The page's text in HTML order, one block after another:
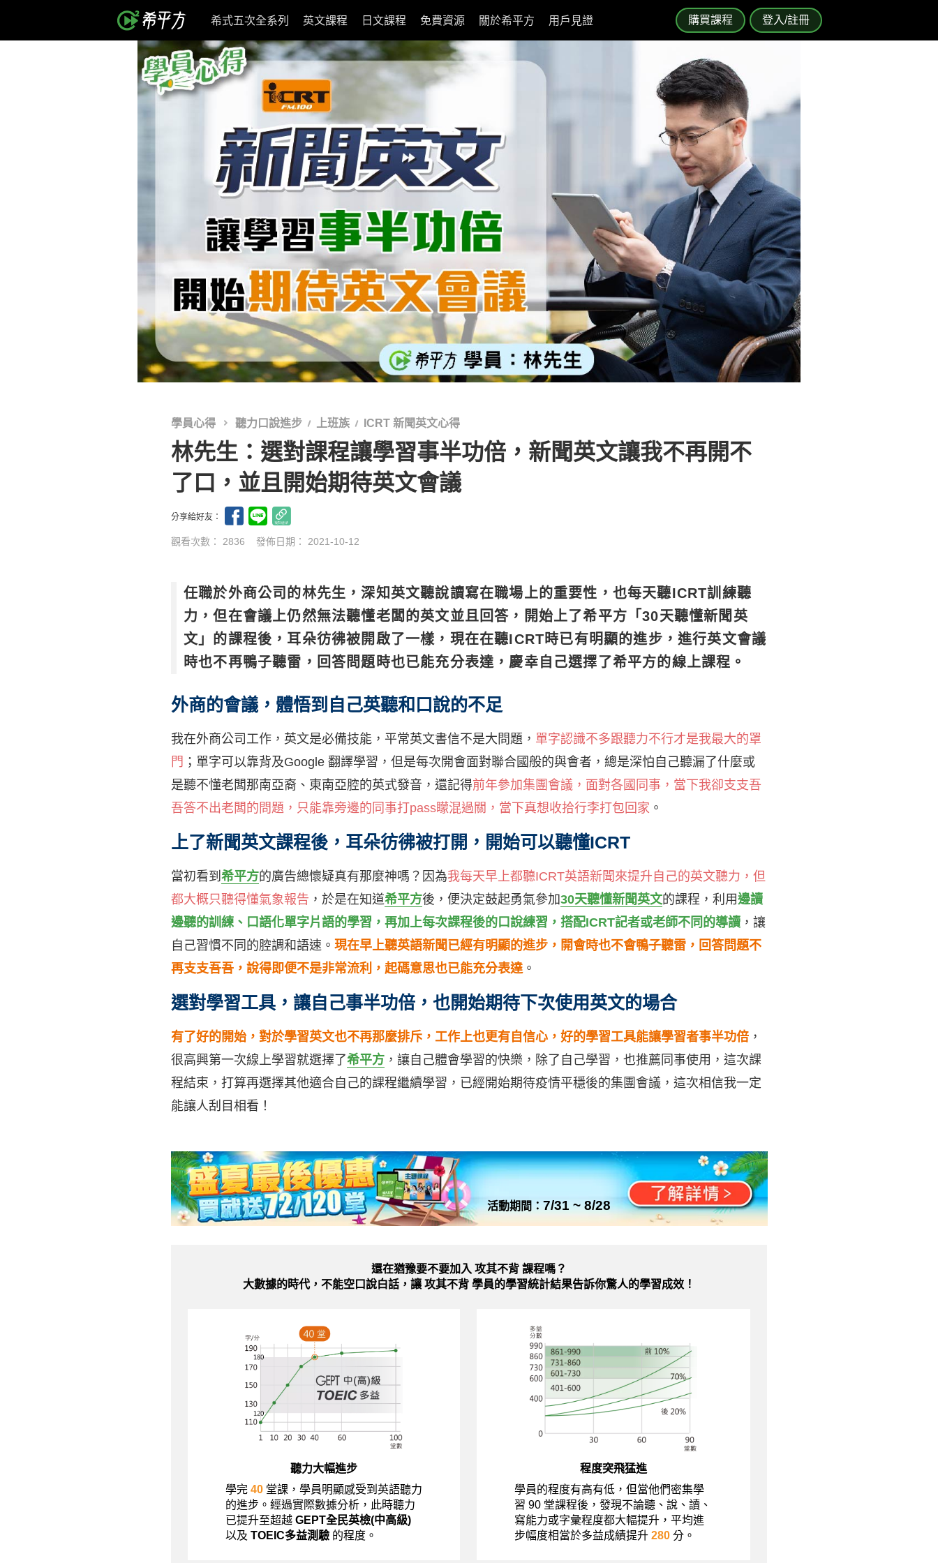
購買課程 登入/註冊
希式五次全系列 英文課程 日文課程 免費資源 關於希平方 用戶見證
學員心得 聽力口說進步 上班族 ICRT 新聞英文心得
林先生：選對課程讓學習事半功倍，新聞英文讓我不再開不
了口，並且開始期待英文會議
分享給好友：
觀看次數： 2836 發佈日期： 2021-10-12
任職於外商公司的林先生，深知英文聽說讀寫在職場上的重要性，也每天聽ICRT訓練聽
力，但在會議上仍然無法聽懂老闆的英文並且回答，開始上了希平方「30天聽懂新聞英
文」的課程後，耳朵彷彿被開啟了一樣，現在在聽ICRT時已有明顯的進步，進行英文會議
時也不再鴨子聽雷，回答問題時也已能充分表達，慶幸自己選擇了希平方的線上課程。
外商的會議，體悟到自己英聽和口說的不足
我在外商公司工作，英文是必備技能，平常英文書信不是大問題， 單字認識不多跟聽力不行才是我最大的罩
門 ；單字可以靠背及Google 翻譯學習，但是每次開會面對聯合國般的與會者，總是深怕自己聽漏了什麼或
是聽不懂老闆那南亞裔、東南亞腔的英式發音，還記得前年參加集團會議，面對各國同事，當下我卻支支吾
吾答不出老闆的問題，只能靠旁邊的同事打pass矇混過關，當下真想收拾行李打包回家 。
上了新聞英文課程後，耳朵彷彿被打開，開始可以聽懂ICRT
當初看到 希平方的廣告總懷疑真有那麼神嗎？因為我每天早上都聽ICRT英語新聞來提升自己的英文聽力，但
都大概只聽得懂氣象報告 ，於是在知道希平方後，便決定鼓起勇氣參加30天聽懂新聞英文的課程，利用邊讀
邊聽的訓練、口語化單字片語的學習，再加上每次課程後的口說練習，搭配ICRT記者或老師不同的導讀 ，讓
自己習慣不同的腔調和語速。 現在早上聽英語新聞已經有明顯的進步，開會時也不會鴨子聽雷，回答問題不
再支支吾吾，說得即便不是非常流利，起碼意思也已能充分表達。
選對學習工具，讓自己事半功倍，也開始期待下次使用英文的場合
有了好的開始，對於學習英文也不再那麼排斥，工作上也更有自信心，好的學習工具能讓學習者事半功倍 ，
很高興第一次線上學習就選擇了希平方 ，讓自己體會學習的快樂，除了自己學習，也推薦同事使用，這次課
程結束，打算再選擇其他適合自己的課程繼續學習，已經開始期待疫情平穩後的集團會議，這次相信我一定
能讓人刮目相看！
活動期間：7/31 ~ 8/28
還在猶豫要不要加入 攻其不背 課程嗎？
大數據的時代，不能空口說白話，讓 攻其不背 學員的學習統計結果告訴你驚人的學習成效！
聽力大幅進步
學完 40 堂課，學員明顯感受到英語聽力
的進步。經過實際數據分析，此時聽力
已提升至超越 GEPT全民英檢(中高級)
以及 TOEIC多益測驗 的程度。
程度突飛猛進
學員的程度有高有低，但當他們密集學
習 90 堂課程後，發現不論聽、說、讀、
寫能力或字彙程度都大幅提升，平均進
步幅度相當於多益成績提升 280 分。